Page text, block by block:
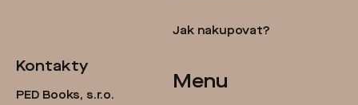
Jak nakupovat?
Kontakty
PED Books, s.r.o.
Menu